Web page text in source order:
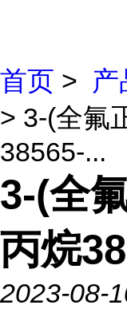
首页 > 产
> 3-(全氟
38565-...
3-(全
丙烷
2023-08-